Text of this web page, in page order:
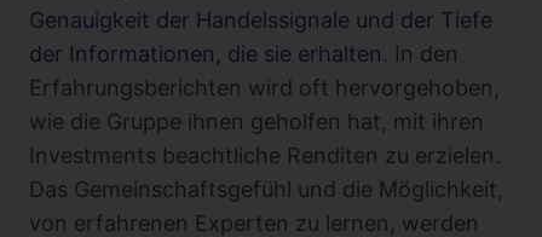
Genauigkeit der Handelssignale und der Tiefe
der Informationen, die sie erhalten. In den
Erfahrungsberichten wird oft hervorgehoben,
wie die Gruppe ihnen geholfen hat, mit ihren
Investments beachtliche Renditen zu erzielen.
Das Gemeinschaftsgefühl und die Möglichkeit,
von erfahrenen Experten zu lernen, werden